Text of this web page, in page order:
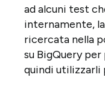
ad alcuni test
internamente,
ricercata nella
su BigQuery
quindi utilizzarli